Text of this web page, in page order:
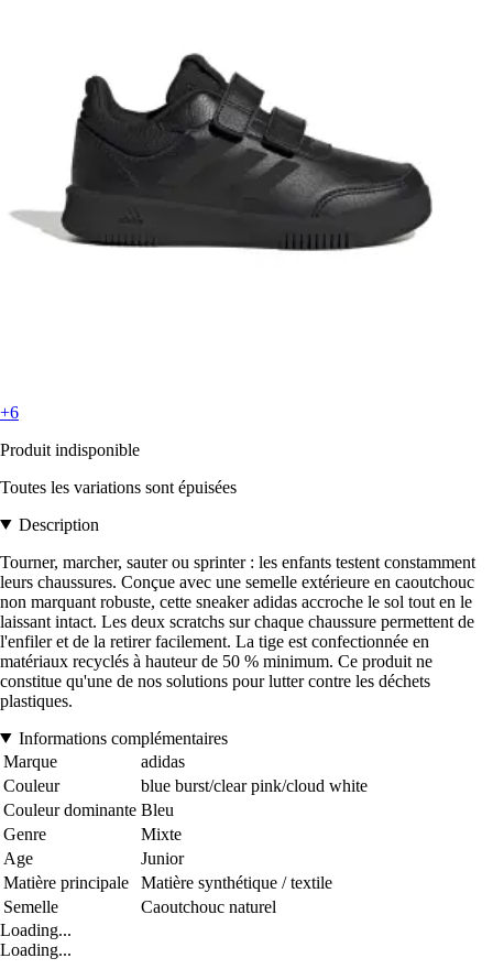
+6
Produit indisponible
Toutes les variations sont épuisées
Description
Tourner, marcher, sauter ou sprinter : les enfants testent constamment
leurs chaussures. Conçue avec une semelle extérieure en caoutchouc
non marquant robuste, cette sneaker adidas accroche le sol tout en le
laissant intact. Les deux scratchs sur chaque chaussure permettent de
l'enfiler et de la retirer facilement. La tige est confectionnée en
matériaux recyclés à hauteur de 50 % minimum. Ce produit ne
constitue qu'une de nos solutions pour lutter contre les déchets
plastiques.
Informations complémentaires
Marque
adidas
Couleur
blue burst/clear pink/cloud white
Couleur dominante Bleu
Genre
Mixte
Age
Junior
Matière principale
Matière synthétique / textile
Semelle
Caoutchouc naturel
Loading...
Loading...